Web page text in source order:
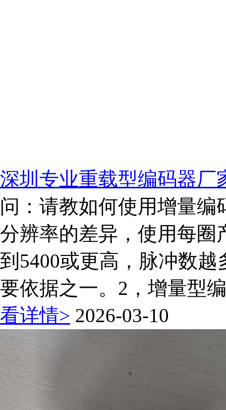
深圳专业重载型编码器厂
问：请教如何使用增量编
分辨率的差异，使用每圈
到5400或更高，脉冲数
要依据之一。2，增量型
看详情> 2026-03-10